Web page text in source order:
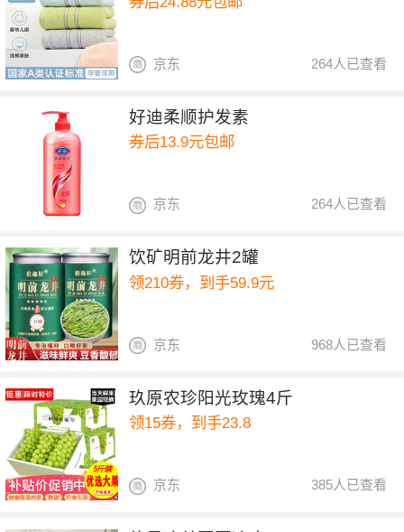
264人已查看
京东
好迪柔顺护发素
券后13.9元包邮
264人已查看
京东
饮矿明前龙井2罐
领210券，到手59.9元
968人已查看
京东
玖原农珍阳光玫瑰4斤
领15券，到手23.8
385人已查看
京东